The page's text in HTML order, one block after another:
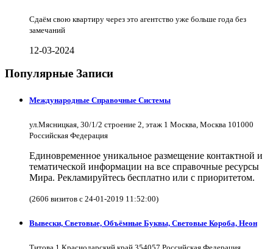
Сдаём свою квартиру через это агентство уже больше года без
замечаний
12-03-2024
Популярные Записи
Международные Справочные Системы
ул.Мясницкая, 30/1/2 строение 2, этаж 1 Москва, Москва 101000
Российская Федерация
Единовременное уникальное размещение контактной и
тематической информации на все справочные ресурсы
Мира. Рекламируйтесь бесплатно или с приоритетом.
(2606 визитов с 24-01-2019 11:52:00)
Вывески, Световые, Объёмные Буквы, Световые Короба, Неон